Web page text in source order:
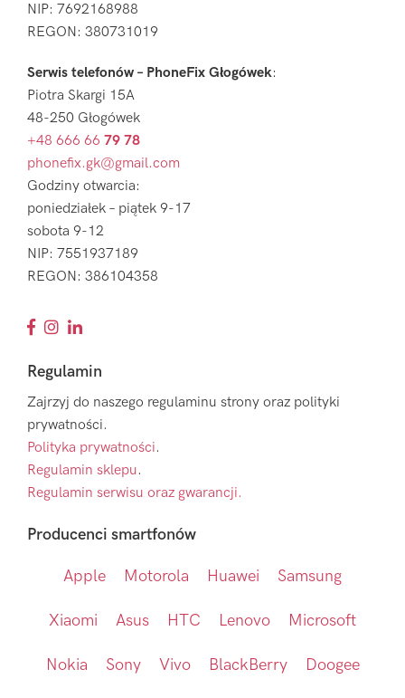
NIP: 7692168988
REGON: 380731019
Serwis telefonów – PhoneFix Głogówek:
Piotra Skargi 15A
48-250 Głogówek
+48 666 66 79 78
phonefix.gk@gmail.com
Godziny otwarcia:
poniedziałek – piątek 9-17
sobota 9-12
NIP: 7551937189
REGON: 386104358
Regulamin
Zajrzyj do naszego regulaminu strony oraz polityki
prywatności.
Polityka prywatności.
Regulamin sklepu.
Regulamin serwisu oraz gwarancji.
Producenci smartfonów
Apple Motorola Huawei Samsung
Xiaomi Asus HTC Lenovo Microsoft
Nokia Sony Vivo BlackBerry Doogee